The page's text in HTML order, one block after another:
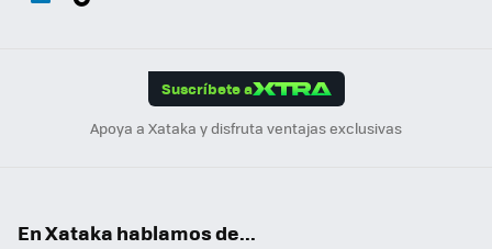
Suscríbete a
Apoya a Xataka y disfruta ventajas exclusivas
En Xataka hablamos de...